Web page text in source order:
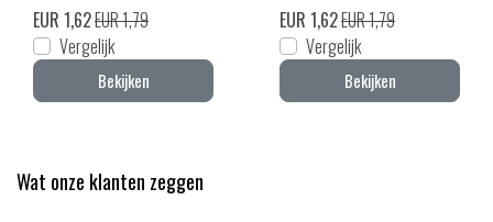
EUR 1,62EUR 1,79
Vergelijk
Bekijken
EUR 1,62EUR 1,79
Vergelijk
Bekijken
Wat onze klanten zeggen